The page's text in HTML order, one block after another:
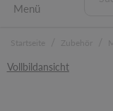
Menü
Vollbildansicht